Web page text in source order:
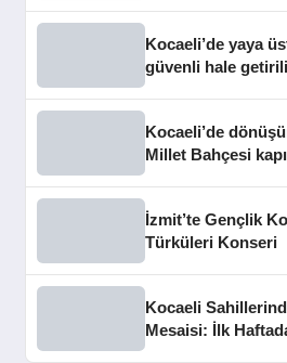
Kocaeli’de yaya
güvenli hale
Kocaeli’de
Millet Bahçesi
İzmit’te Gençlik
Türküleri Konseri
Kocaeli
Mesaisi: İlk